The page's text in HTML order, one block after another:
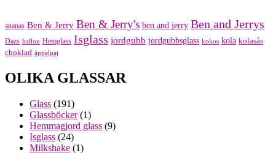
ananas Ben & Jerry Ben & Jerry's ben and jerry Ben and Jerrys
Dazs hallon Hemglass Isglass jordgubb jordgubbsglass kokos kola kolasås
choklad äppelpaj
OLIKA GLASSAR
Glass (191)
Glassböcker(1)
Hemmagjord glass (9)
Isglass (24)
Milkshake (1)